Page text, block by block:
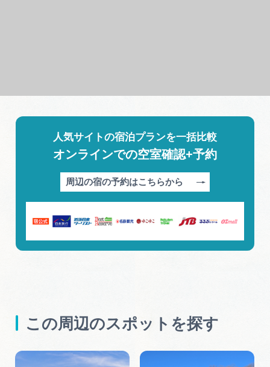
人気サイトの宿泊プランを一括比較
オンラインでの空室確認+予約
周辺の宿の予約はこちらから
この周辺のスポットを探す